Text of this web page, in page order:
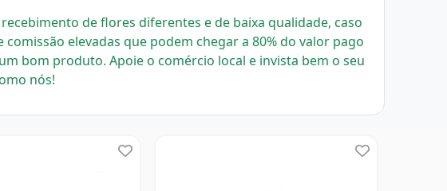
de flores diferentes e de baixa qualidade, caso
elevadas que podem chegar a 80% do valor pago
bom produto. Apoie o comércio local e invista bem o seu
nós!